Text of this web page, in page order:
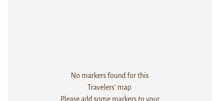
No markers found for this
Travelers' map.
Please add some markers to your